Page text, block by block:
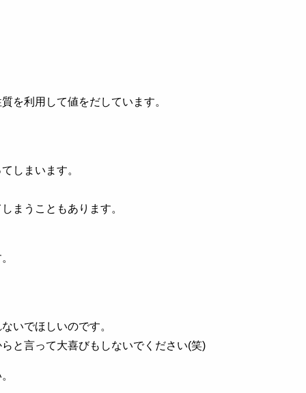
質を利用して値をだしています。
しまいます。
まうこともあります。
いでほしいのです。
と言って大喜びもしないでください(笑)